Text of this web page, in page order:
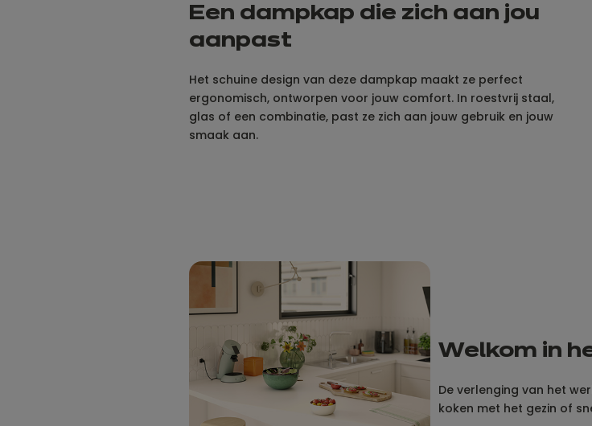
Een dampkap die zich aan jou
aanpast
Het schuine design van deze dampkap maakt ze perfect
ergonomisch, ontworpen voor jouw comfort. In roestvrij staal,
glas of een combinatie, past ze zich aan jouw gebruik en jouw
smaak aan.
Welkom in
De verlenging van het
koken met het gezin of